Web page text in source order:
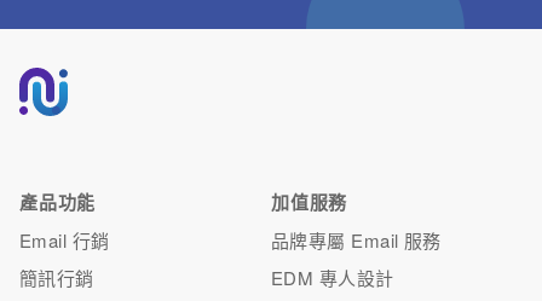
產品功能
Email 行銷
簡訊行銷
加值服務
品牌專屬 Email 服務
EDM 專人設計